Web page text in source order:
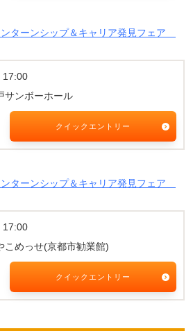
ターンシップ＆キャリア発見フェア
17:00
サンボーホール
クイックエントリー
ターンシップ＆キャリア発見フェア
17:00
こめっせ(京都市勧業館)
クイックエントリー